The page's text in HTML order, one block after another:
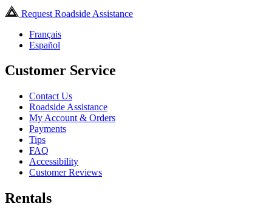
Request Roadside Assistance
Français
Español
Customer Service
Contact Us
Roadside Assistance
My Account & Orders
Payments
Tips
FAQ
Accessibility
Customer Reviews
Rentals